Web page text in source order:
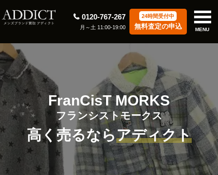
0120-767-267
月～土 11:00-19:00
24時間受付中
無料査定の申込 MENU
FranCisT MORKS
フランシストモークス
高く売るならアディクト